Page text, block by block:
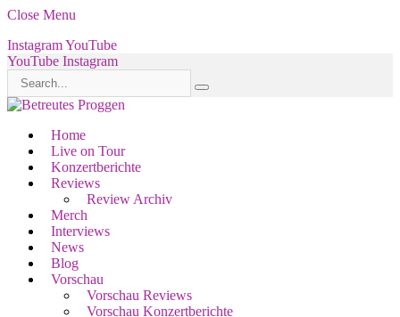
Close Menu
InstagramYouTube
YouTube Instagram
Home
Live on Tour
Konzertberichte
Reviews
Review Archiv
Merch
Interviews
News
Blog
Vorschau
Vorschau Reviews
Vorschau Konzertberichte